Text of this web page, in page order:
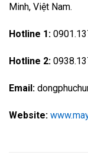
Minh, Việt Nam.
Hotline 1:
Hotline 2:
Email:
Website: